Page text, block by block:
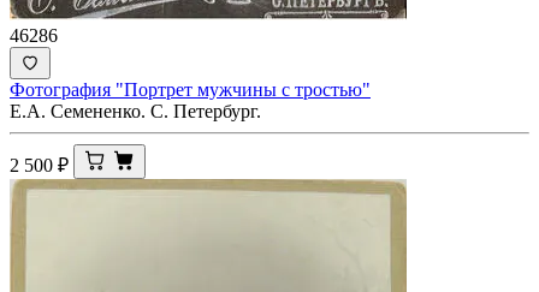
46286
Фотография "Портрет мужчины с тростью"
Е.А. Семененко. С. Петербург.
2 500 ₽